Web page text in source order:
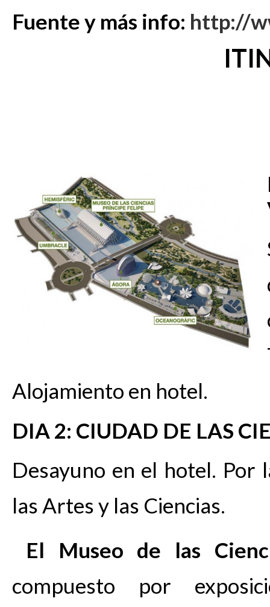
Fuente y más info: http://
Alojamiento en hotel.
DIA 2: CIUDAD DE LAS
Desayuno en el hotel. Por
las Artes y las Ciencias.
El Museo de las
compuesto por